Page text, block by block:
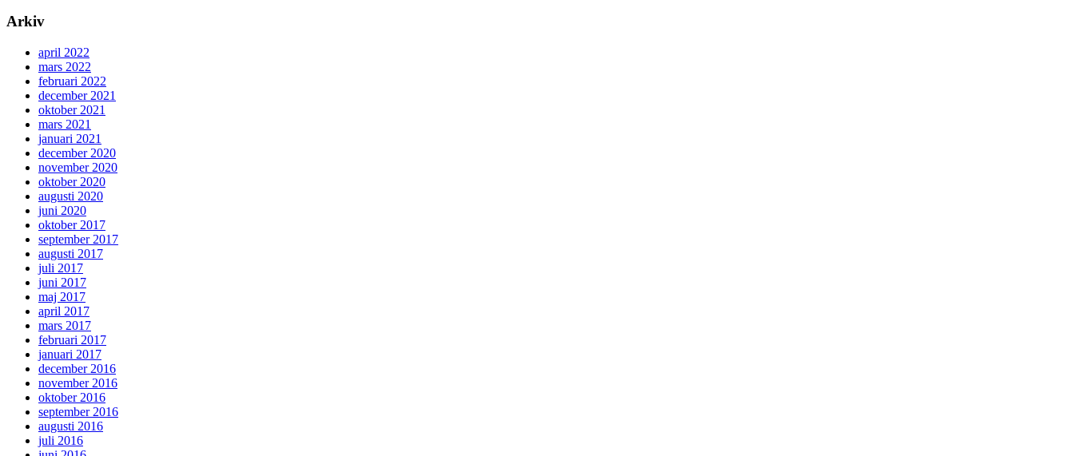
Arkiv
april 2022
mars 2022
februari 2022
december 2021
oktober 2021
mars 2021
januari 2021
december 2020
november 2020
oktober 2020
augusti 2020
juni 2020
oktober 2017
september 2017
augusti 2017
juli 2017
juni 2017
maj 2017
april 2017
mars 2017
februari 2017
januari 2017
december 2016
november 2016
oktober 2016
september 2016
augusti 2016
juli 2016